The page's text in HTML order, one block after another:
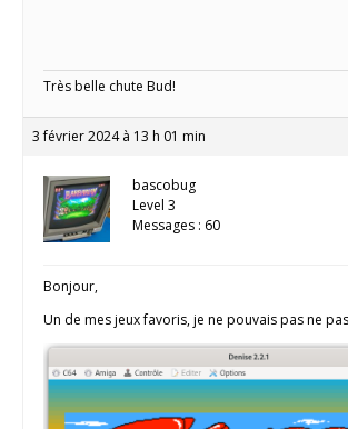
Très belle chute Bud!
3 février 2024 à 13 h 01 min
bascobug
Level 3
Messages : 60
Bonjour,
Un de mes jeux favoris, je ne pouvais pas ne